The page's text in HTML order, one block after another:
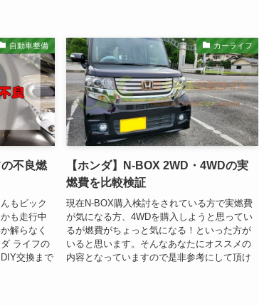
自動車整備
の不良燃
もビック
も走行中
解らなく
ライフの
交換まで
カーライフ
【ホンダ】N-BOX 2WD・4WDの実
燃費を比較検証
現在N-BOX購入検討をされている方で実燃費
が気になる方、4WDを購入しようと思ってい
るが燃費がちょっと気になる！といった方が
いると思います。そんなあなたにオススメの
内容となっていますので是非参考にして頂け